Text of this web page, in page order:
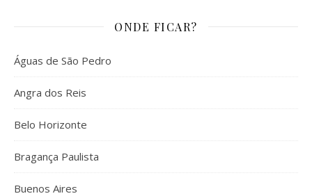
ONDE FICAR?
Águas de São Pedro
Angra dos Reis
Belo Horizonte
Bragança Paulista
Buenos Aires